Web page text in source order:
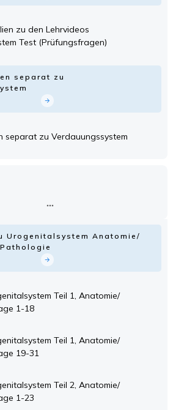
zu den Lehrvideos
Test (Prüfungsfragen)
separat zu
separat zu Verdauungssystem
Urogenitalsystem Anatomie/
Teil 1, Anatomie/
1-18
Teil 1, Anatomie/
19-31
Teil 2, Anatomie/
1-23